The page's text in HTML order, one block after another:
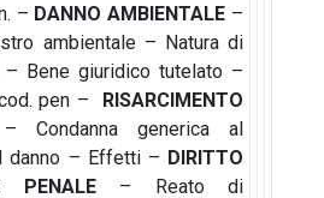
– DANNO AMBIENTALE –
ambientale – Natura di
Bene giuridico tutelato –
pen –
RISARCIMENTO
Condanna generica al
danno – Effetti – DIRITTO
PENALE– Reato di